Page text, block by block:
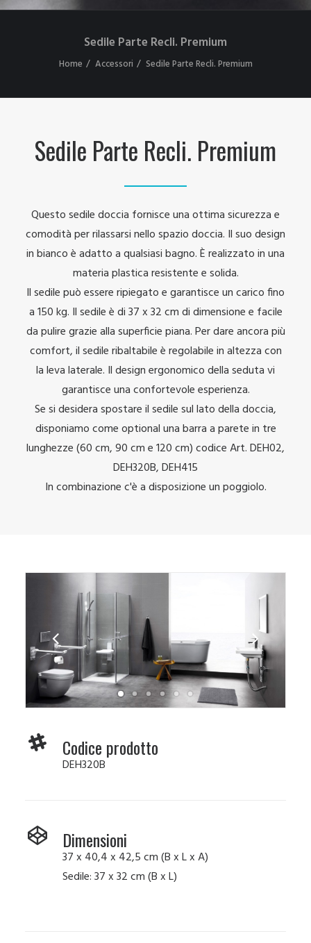
Sedile Parte Recli. Premium
Home Accessori Sedile Parte Recli. Premium
Sedile Parte Recli. Premium
Questo sedile doccia fornisce una ottima sicurezza e
comodità per rilassarsi nello spazio doccia. Il suo design
in bianco è adatto a qualsiasi bagno. È realizzato in una
materia plastica resistente e solida.
Il sedile può essere ripiegato e garantisce un carico fino
a 150 kg. Il sedile è di 37 x 32 cm di dimensione e facile
da pulire grazie alla superficie piana. Per dare ancora più
comfort, il sedile ribaltabile è regolabile in altezza con
la leva laterale. Il design ergonomico della seduta vi
garantisce una confortevole esperienza.
Se si desidera spostare il sedile sul lato della doccia,
disponiamo come optional una barra a parete in tre
lunghezze (60 cm, 90 cm e 120 cm) codice Art. DEH02,
DEH320B, DEH415
In combinazione c'è a disposizione un poggiolo.
Codice prodotto
DEH320B
Dimensioni
37 x 40,4 x 42,5 cm (B x L x A)
Sedile: 37 x 32 cm (B x L)